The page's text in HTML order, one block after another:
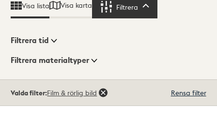
Visa lista Visa karta Filtrera
Visningsläge
Filtrera tid
Filtrera materialtyper
träffar
Valda filter:Film & rörlig bild Rensa filter